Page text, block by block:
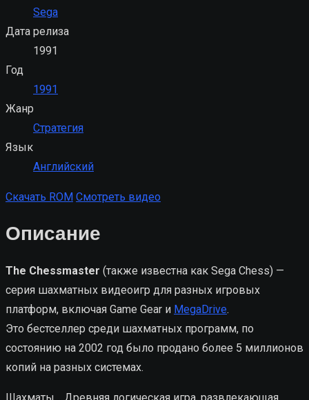
Sega
Дата релиза
1991
Год
1991
Жанр
Стратегия
Язык
Английский
Скачать ROM Смотреть видео
Описание
The Chessmaster (также известна как Sega Chess) —
серия шахматных видеоигр для разных игровых
платформ, включая Game Gear и MegaDrive.
Это бестселлер среди шахматных программ, по
состоянию на 2002 год было продано более 5 миллионов
копий на разных системах.